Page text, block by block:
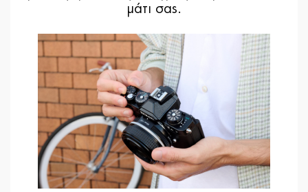
μάτι σας.